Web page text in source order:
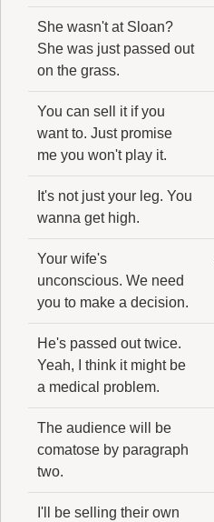
She wasn't at Sloan?
She was just passed out
on the grass.
You can sell it if you
want to. Just promise
me you won't play it.
It's not just your leg. You
wanna get high.
Your wife's
unconscious. We need
you to make a decision.
He's passed out twice.
Yeah, I think it might be
a medical problem.
The audience will be
comatose by paragraph
two.
I'll be selling their own